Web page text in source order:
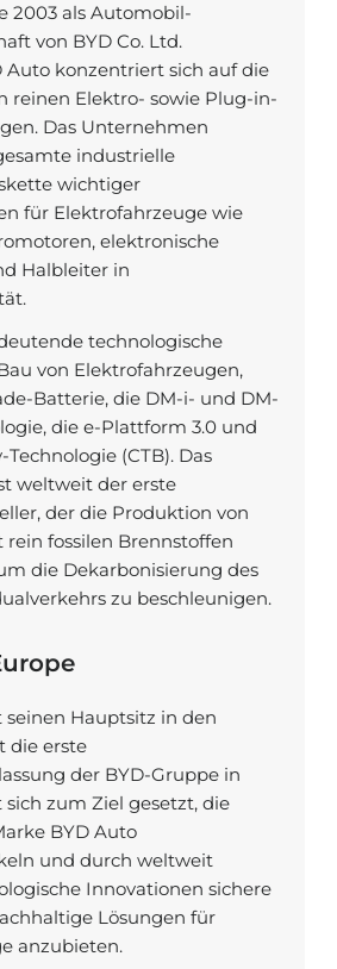
2003 als Automobil-
von BYD Co. Ltd.
Auto konzentriert sich auf die
reinen Elektro- sowie Plug-in-
Das Unternehmen
industrielle
wichtiger
für Elektrofahrzeuge wie
elektronische
Halbleiter in
technologische
von Elektrofahrzeugen,
Batterie, die DM-i- und DM-
die e-Plattform 3.0 und
(CTB). Das
weltweit der erste
der die Produktion von
fossilen Brennstoffen
die Dekarbonisierung des
zu beschleunigen.
seinen Hauptsitz in den
die erste
der BYD-Gruppe in
sich zum Ziel gesetzt, die
BYD Auto
und durch weltweit
Innovationen sichere
Lösungen für
anzubieten.